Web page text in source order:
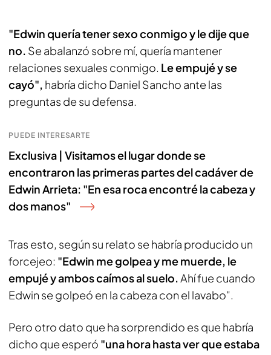
"Edwin quería tener sexo conmigo y le dije que
no. Se abalanzó sobre mí, quería mantener
relaciones sexuales conmigo. Le empujé y se
cayó", habría dicho Daniel Sancho ante las
preguntas de su defensa.
PUEDE INTERESARTE
Exclusiva | Visitamos el lugar donde se
encontraron las primeras partes del cadáver de
Edwin Arrieta: "En esa roca encontré la cabeza y
dos manos"
Tras esto, según su relato se habría producido un
forcejeo: "Edwin me golpea y me muerde, le
empujé y ambos caímos al suelo.Ahí fue cuando
Edwin se golpeó en la cabeza con el lavabo".
Pero otro dato que ha sorprendido es que habría
dicho que esperó "una hora hasta ver que estaba